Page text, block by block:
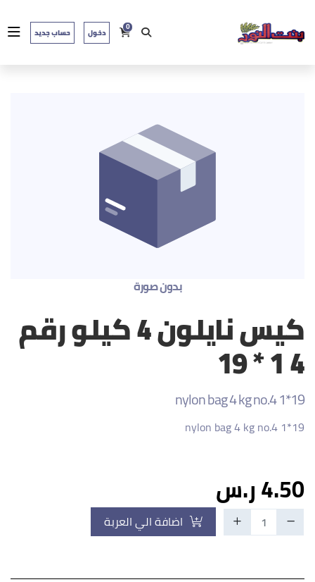
0 دخول حساب جديد
بدون صورة
كيس نايلون 4 كيلو رقم
4 1 * 19
nylon bag 4 kg no.4 1*19
nylon bag 4 kg no.4 1*19
4.50 ر.س
اضافة الي العربة